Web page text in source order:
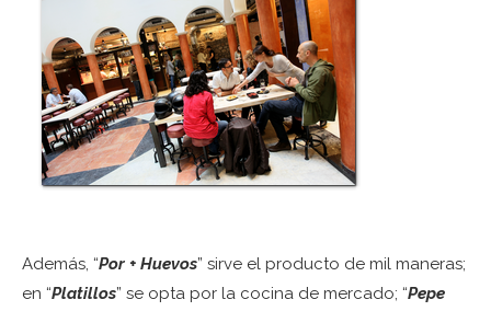
Además, “Por + Huevos” sirve el producto de mil maneras;
en “Platillos” se opta por la cocina de mercado; “Pepe